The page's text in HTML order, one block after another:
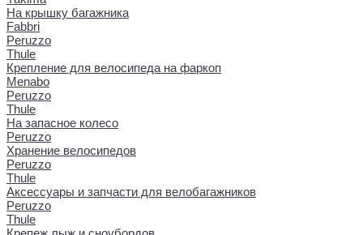
На крышку багажника
Fabbri
Peruzzo
Thule
Крепление для велосипеда на фаркоп
Menabo
Peruzzo
Thule
На запасное колесо
Peruzzo
Хранение велосипедов
Peruzzo
Thule
Аксессуары и запчасти для велобагажников
Peruzzo
Thule